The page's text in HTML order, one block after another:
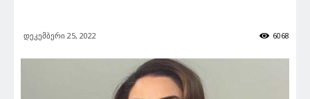
დეკემბერი 25, 2022 6068